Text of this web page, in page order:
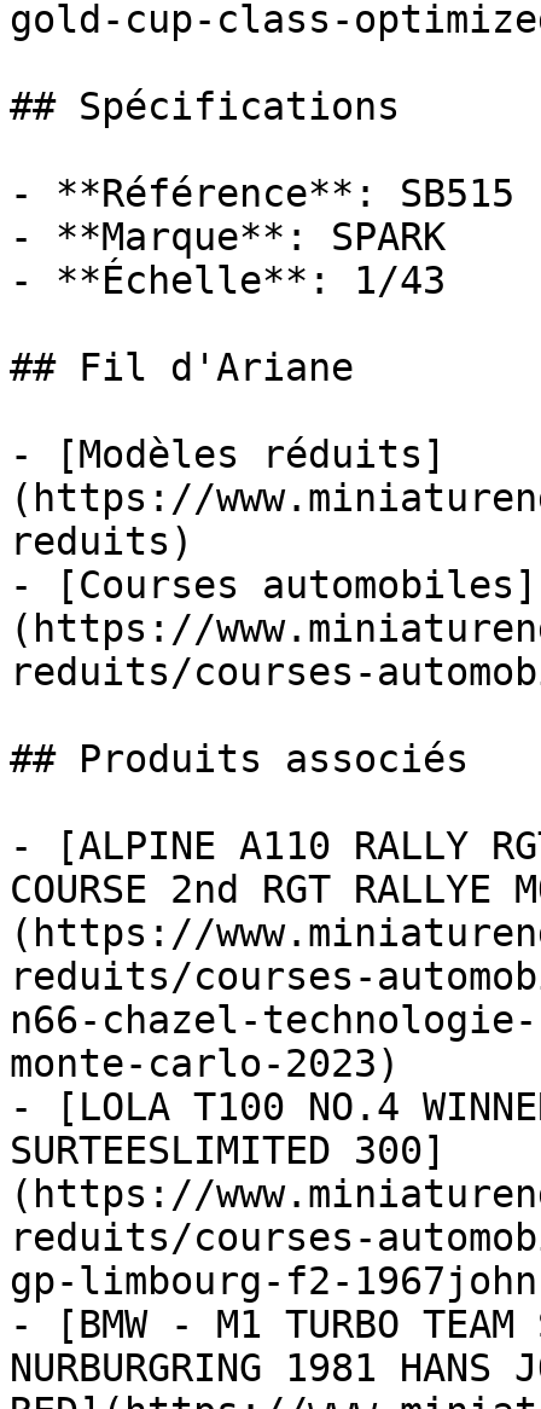
gold-cup-class-
## Spécifications
- **Référence**: SB515
- **Marque**: SPARK
- **Échelle**: 1/43
## Fil d'Ariane
- [Modèles réduits]
(https://
reduits)
- [Courses automobiles]
(https://
reduits/courses-
## Produits associés
- [ALPINE A110 RALLY
COURSE 2nd RGT RALLYE
(https://
reduits/courses-
n66-chazel-
monte-carlo-2023)
- [LOLA T100 NO.4
SURTEESLIMITED 300]
(https://
reduits/courses-
gp-limbourg-f2-
- [BMW - M1 TURBO TEAM
NURBURGRING 1981 HANS